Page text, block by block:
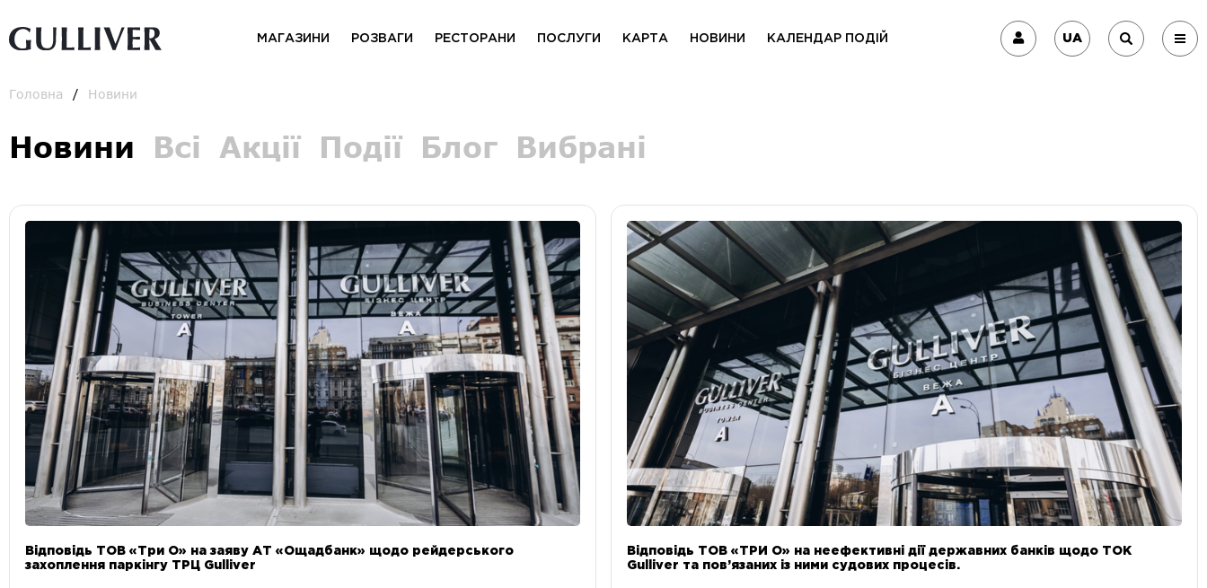
МАГАЗИНИ РОЗВАГИ РЕСТОРАНИ ПОСЛУГИ КАРТА НОВИНИ КАЛЕНДАР ПОДІЙ UA
Головна Новини
Новини Всі Акції Події Блог Вибрані
Відповідь ТОВ «Три О» на заяву АТ «Ощадбанк» щодо рейдерського
захоплення паркінгу ТРЦ Gulliver
Відповідь ТОВ «ТРИ О» на неефективні дії державних банків щодо ТОК
Gulliver та пов’язаних із ними судових процесів.